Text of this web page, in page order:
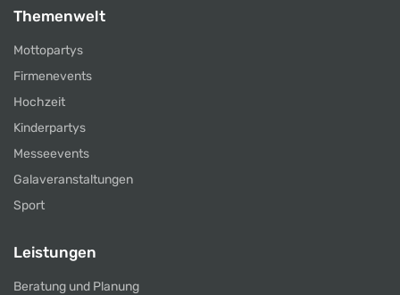
Themenwelt
Mottopartys
Firmenevents
Hochzeit
Kinderpartys
Messeevents
Galaveranstaltungen
Sport
Leistungen
Beratung und Planung